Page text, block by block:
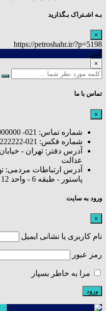
بـه اشـتراک بـگذارید
×
https://petroshahr.ir/?p=5198
کپی
×
تماس با ما
×
شماره تماس: 021- 000000
شماره فکس: 021-222222
آدرس دفتر: تهران -
عدالت
آدرس ارتباطات مردمی:
پاستور - طبقه 6 - واحد 12
ورود به سایت
×
نام کاربری یا نشانی ایمیل
رمز عبور
مرا به خاطر بسپار